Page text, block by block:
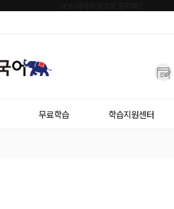
사
무료학습 학습지원센터